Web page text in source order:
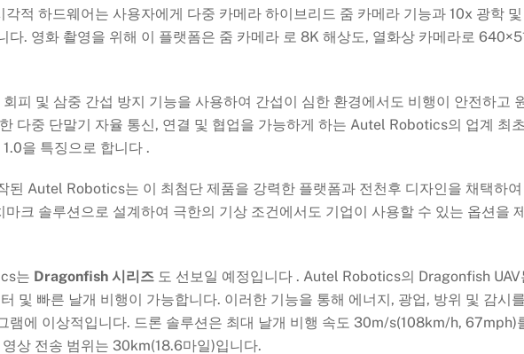
적 하드웨어는 사용자에게 다중 카메라 하이브리드 줌 카메라 기능과 10x 광학 및
다. 영화 촬영을 위해 이 플랫폼은 줌 카메라 로 8K 해상도, 열화상 카메라로
피 및 삼중 간섭 방지 기능을 사용하여 간섭이 심한 환경에서도 비행이 안전하고
다중 단말기 자율 통신, 연결 및 협업을 가능하게 하는 Autel Robotics의 업계 최
을 특징으로 합니다 .
된 Autel Robotics는 이 최첨단 제품을 강력한 플랫폼과 전천후 디자인을 채택하
크 솔루션으로 설계하여 극한의 기상 조건에서도 기업이 사용할 수 있는 옵션을
는 Dragonfish 시리즈 도 선보일 예정입니다 . Autel Robotics의 Dragonfish UAV
및 빠른 날개 비행이 가능합니다. 이러한 기능을 통해 에너지, 광업, 방위 및 감시
램에 이상적입니다. 드론 솔루션은 최대 날개 비행 속도 30m/s(108km/h, 67mph)
상 전송 범위는 30km(18.6마일)입니다.